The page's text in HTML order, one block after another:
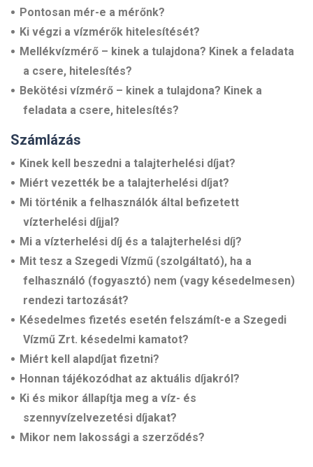
Pontosan mér-e a mérőnk?
Ki végzi a vízmérők hitelesítését?
Mellékvízmérő – kinek a tulajdona? Kinek a feladata
a csere, hitelesítés?
Bekötési vízmérő – kinek a tulajdona? Kinek a
feladata a csere, hitelesítés?
Számlázás
Kinek kell beszedni a talajterhelési díjat?
Miért vezették be a talajterhelési díjat?
Mi történik a felhasználók által befizetett
vízterhelési díjjal?
Mi a vízterhelési díj és a talajterhelési díj?
Mit tesz a Szegedi Vízmű (szolgáltató), ha a
felhasználó (fogyasztó) nem (vagy késedelmesen)
rendezi tartozását?
Késedelmes fizetés esetén felszámít-e a Szegedi
Vízmű Zrt. késedelmi kamatot?
Miért kell alapdíjat fizetni?
Honnan tájékozódhat az aktuális díjakról?
Ki és mikor állapítja meg a víz- és
szennyvízelvezetési díjakat?
Mikor nem lakossági a szerződés?